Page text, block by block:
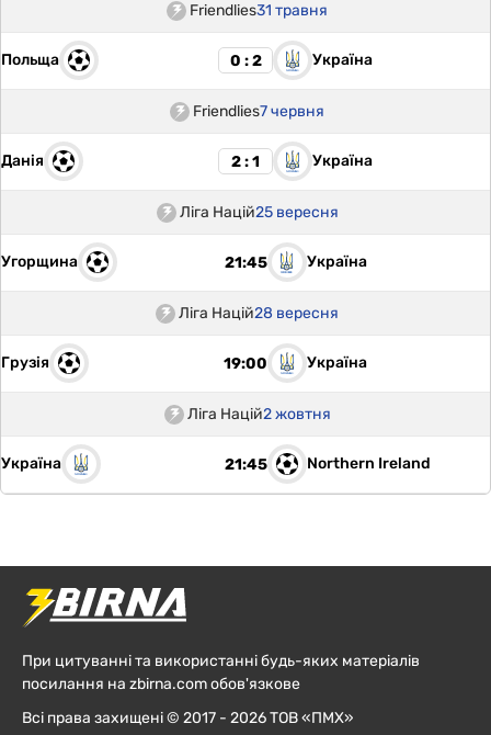
Friendlies31 травня
Польща 0 : 2 Україна
Friendlies7 червня
Данія 2 : 1 Україна
Ліга Націй25 вересня
Угорщина 21:45 Україна
Ліга Націй28 вересня
Грузія 19:00 Україна
Ліга Націй2 жовтня
Україна 21:45 Northern Ireland
При цитуванні та використанні будь-яких матеріалів
посилання на zbirna.com обов'язкове
Всі права захищені © 2017 - 2026 ТОВ «ПМХ»